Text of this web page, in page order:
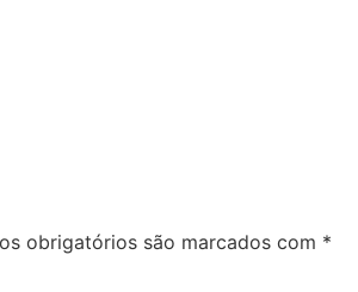
obrigatórios são marcados com *